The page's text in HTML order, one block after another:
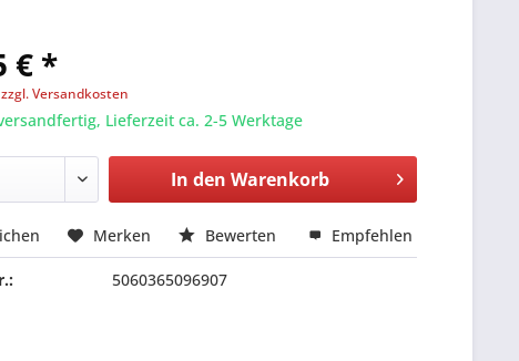
€ *
zzgl. Versandkosten
Lieferzeit ca. 2-5 Werktage
In den Warenkorb
Merken Bewerten Empfehlen
5060365096907